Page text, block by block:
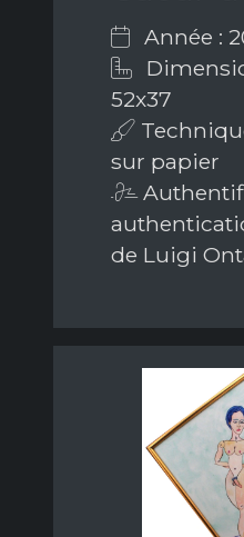
Année :
52x37
sur papier
de Luigi